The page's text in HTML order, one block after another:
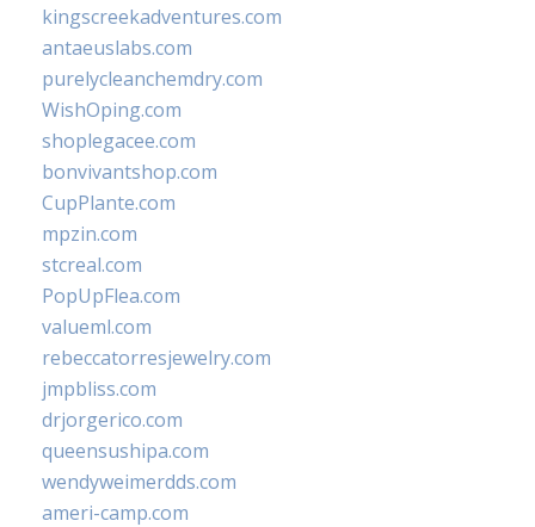
kingscreekadventures.com
antaeuslabs.com
purelycleanchemdry.com
WishOping.com
shoplegacee.com
bonvivantshop.com
CupPlante.com
mpzin.com
stcreal.com
PopUpFlea.com
valueml.com
rebeccatorresjewelry.com
jmpbliss.com
drjorgerico.com
queensushipa.com
wendyweimerdds.com
ameri-camp.com